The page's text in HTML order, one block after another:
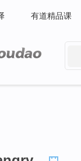
有道精品课